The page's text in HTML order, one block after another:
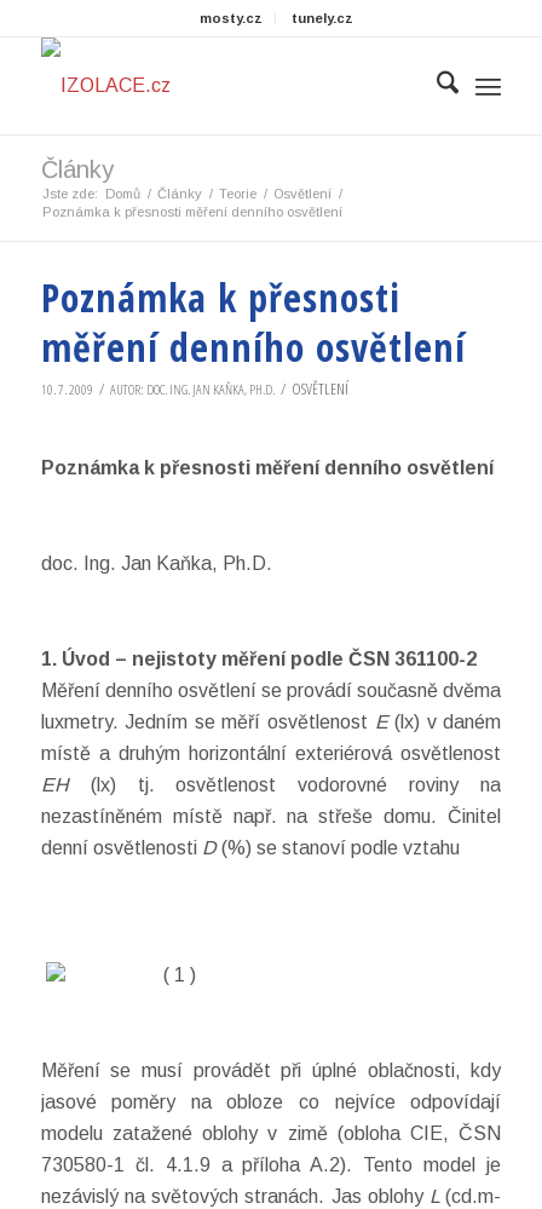
mosty.cz tunely.cz
Články
Jste zde: Domů / Články / Teorie / Osvětlení /
Poznámka k přesnosti měření denního osvětlení
Poznámka k přesnosti
měření denního osvětlení
10. 7. 2009 / AUTOR: DOC. ING. JAN KAŇKA, PH.D. / OSVĚTLENÍ
Poznámka k přesnosti měření denního osvětlení
doc. Ing. Jan Kaňka, Ph.D.
1. Úvod – nejistoty měření podle ČSN 361100-2
Měření denního osvětlení se provádí současně dvěma
luxmetry. Jedním se měří osvětlenost E(lx) v daném
místě a druhým horizontální exteriérová osvětlenost
EH(lx) tj. osvětlenost vodorovné roviny na
nezastíněném místě např. na střeše domu. Činitel
denní osvětlenosti D(%) se stanoví podle vztahu
( 1 )
Měření se musí provádět při úplné oblačnosti, kdy
jasové poměry na obloze co nejvíce odpovídají
modelu zatažené oblohy v zimě (obloha CIE, ČSN
730580-1 čl. 4.1.9 a příloha A.2). Tento model je
nezávislý na světových stranách. Jas oblohy L(cd.m-